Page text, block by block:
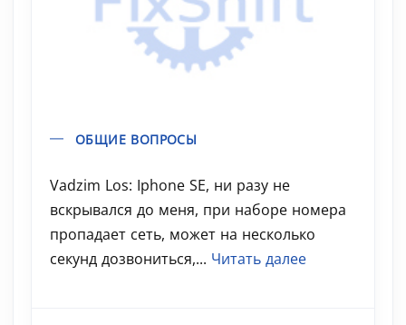
ОБЩИЕ ВОПРОСЫ
Vadzim Los: Iphone SE, ни разу не
вскрывался до меня, при наборе номера
пропадает сеть, может на несколько
секунд дозвониться,... Читать далее